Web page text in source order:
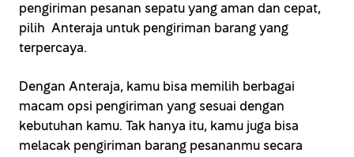
pengiriman pesanan sepatu yang aman dan cepat,
pilih Anteraja untuk pengiriman barang yang
terpercaya.
Dengan Anteraja, kamu bisa memilih berbagai
macam opsi pengiriman yang sesuai dengan
kebutuhan kamu. Tak hanya itu, kamu juga bisa
melacak pengiriman barang pesananmu secara